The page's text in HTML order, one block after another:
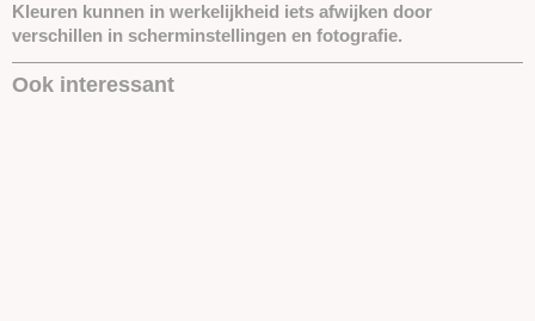
Kleuren kunnen in werkelijkheid iets afwijken door
verschillen in scherminstellingen en fotografie.
Ook interessant